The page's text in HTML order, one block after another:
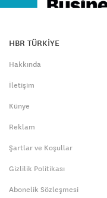
HBR TÜRKİYE
Hakkında
İletişim
Künye
Reklam
Şartlar ve Koşullar
Gizlilik Politikası
Abonelik Sözleşmesi